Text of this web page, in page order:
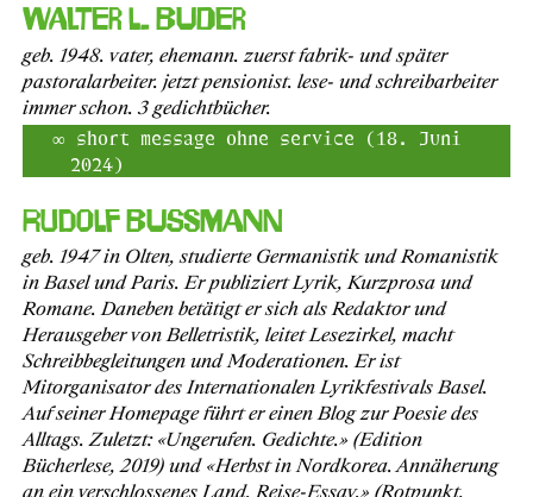
Walter L. Buder
geb. 1948. vater, ehemann. zuerst fabrik- und später
pastoralarbeiter. jetzt pensionist. lese- und schreibarbeiter
immer schon. 3 gedichtbücher.
short message ohne service (18. Juni
2024)
Rudolf Bussmann
geb. 1947 in Olten, studierte Germanistik und Romanistik
in Basel und Paris. Er publiziert Lyrik, Kurzprosa und
Romane. Daneben betätigt er sich als Redaktor und
Herausgeber von Belletristik, leitet Lesezirkel, macht
Schreibbegleitungen und Moderationen. Er ist
Mitorganisator des Internationalen Lyrikfestivals Basel.
Auf seiner Homepage führt er einen Blog zur Poesie des
Alltags. Zuletzt: «Ungerufen. Gedichte.» (Edition
Bücherlese, 2019) und «Herbst in Nordkorea. Annäherung
an ein verschlossenes Land. Reise-Essay.» (Rotpunkt,